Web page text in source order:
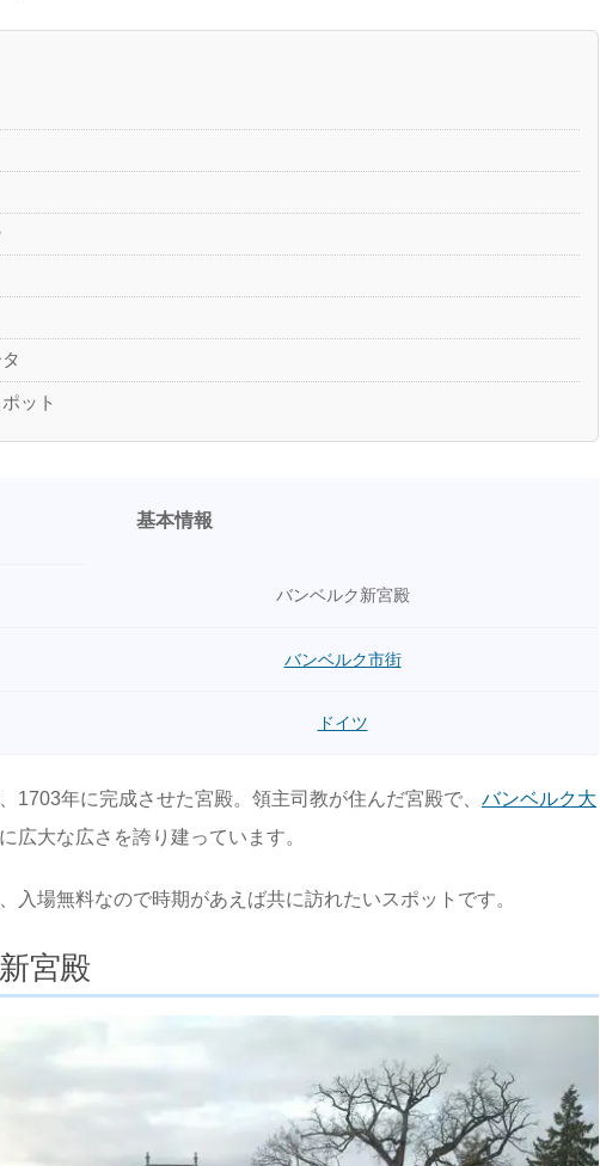
ット
基本情報
バンベルク新宮殿
バンベルク市街
ドイツ
1703年に完成させた宮殿。領主司教が住んだ宮殿で、 バンベルク大
広大な広さを誇り建っています。
入場無料なので時期があえば共に訪れたいスポットです。
宮殿